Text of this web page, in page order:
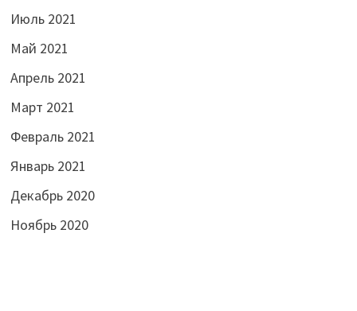
Июль 2021
Май 2021
Апрель 2021
Март 2021
Февраль 2021
Январь 2021
Декабрь 2020
Ноябрь 2020